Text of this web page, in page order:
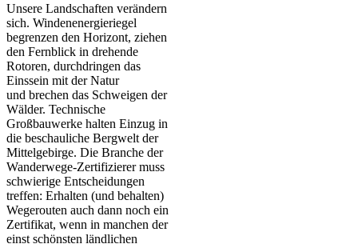
Unsere Landschaften verändern
sich. Windenenergieriegel
begrenzen den Horizont, ziehen
den Fernblick in drehende
Rotoren, durchdringen das
Einssein mit der Natur
und brechen das Schweigen der
Wälder. Technische
Großbauwerke halten Einzug in
die beschauliche Bergwelt der
Mittelgebirge. Die Branche der
Wanderwege-Zertifizierer muss
schwierige Entscheidungen
treffen: Erhalten (und behalten)
Wegerouten auch dann noch ein
Zertifikat, wenn in manchen der
einst schönsten ländlichen